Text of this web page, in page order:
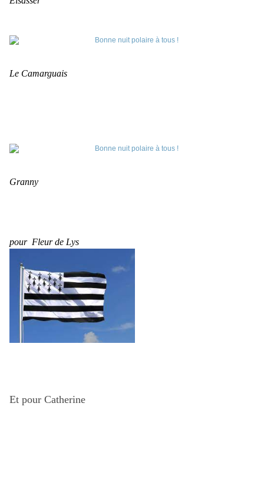
Le Camarguais
Granny
pour Fleur de Lys
Et pour Catherine